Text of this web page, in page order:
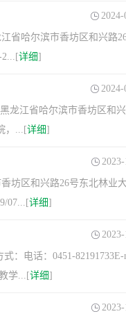
2024-
江省哈尔滨市香坊区和兴路
2...[详细]
2024-
龙江省哈尔滨市香坊区和
，...[详细]
2023-
坊区和兴路26号东北林业
07...[详细]
2023-
：电话：0451-82191733E-
学...[详细]
2023-